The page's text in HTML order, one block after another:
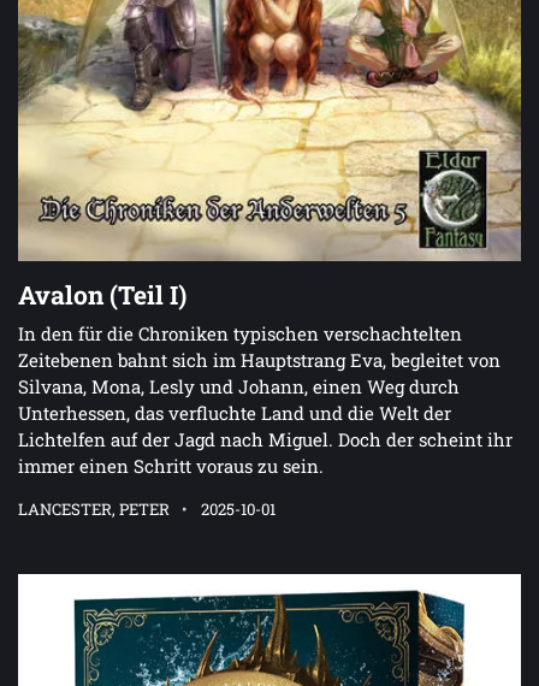
Avalon (Teil I)
In den für die Chroniken typischen verschachtelten
Zeitebenen bahnt sich im Hauptstrang Eva, begleitet von
Silvana, Mona, Lesly und Johann, einen Weg durch
Unterhessen, das verfluchte Land und die Welt der
Lichtelfen auf der Jagd nach Miguel. Doch der scheint ihr
immer einen Schritt voraus zu sein.
LANCESTER, PETER 2025-10-01